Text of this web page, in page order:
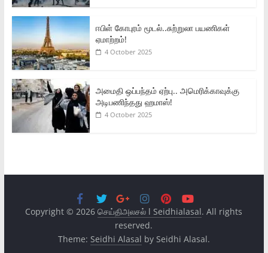
ஈபிள் கோபுரம் மூடல்..சுற்றுலா பயணிகள்
ஏமாற்றம்!
4 October 2025
அமைதி ஒப்பந்தம் ஏற்பு.. அமெரிக்காவுக்கு
அடிபணிந்தது ஹமாஸ்!
4 October 2025
Copyright © 2026செய்திஅலசல் l Seidhialasal. All rights
reserved.
Theme: Seidhi Alasal by Seidhi Alasal.